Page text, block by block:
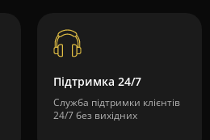
Підтримка 24/7
Служба підтримки клієнтів
24/7 без вихідних